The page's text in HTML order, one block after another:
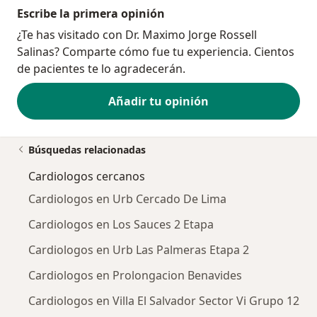
años (1985 – 1995)
9. Rossell G., Rossell J., Mormontoy W.
Estudio de la endocarditis infecciosa en la era
antibiótica actual. Uso y valor del
hemocultivo como método diagnóstico. Estudio
retrospectivo en un Hospital de
(Enero 1997 – Abril 2003).
10. Rossell J., Rossell G.
Reporte del implante del primer marcapaso bicameral
red de salud del MINSA.
Revista Peruana de Cardiología 2005; XXXI (1): 21 – 30.
Preservación de la actividad aurícular y obtención de
un patrón hemodinámico
Escribe la primera opinión
¿Te has visitado con Dr. Maximo Jorge Rossell
Salinas? Comparte cómo fue tu experiencia. Cientos
de pacientes te lo agradecerán.
Añadir tu opinión
Búsquedas relacionadas
Cardiologos cercanos
Cardiologos en Urb Cercado De Lima
Cardiologos en Los Sauces 2 Etapa
Cardiologos en Urb Las Palmeras Etapa 2
Cardiologos en Prolongacion Benavides
Cardiologos en Villa El Salvador Sector Vi Grupo 12